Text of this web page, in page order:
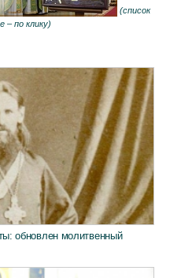
(список
– по клику)
обновлен молитвенный